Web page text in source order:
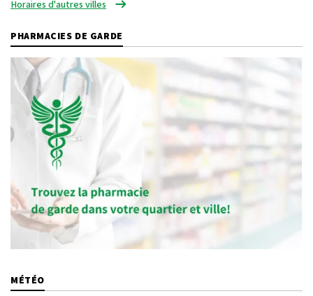
Horaires d'autres villes
PHARMACIES DE GARDE
MÉTÉO